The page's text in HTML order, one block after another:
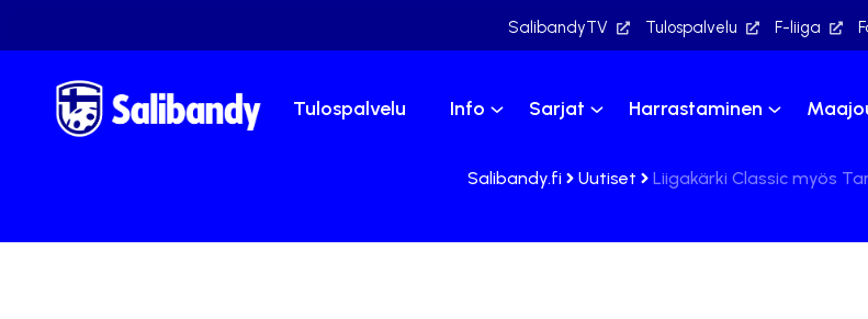
SalibandyTV Tulospalvelu F-liiga
Tulospalvelu Info Sarjat Harrastaminen
Salibandy.fi Uutiset Liigakärki Classic myös